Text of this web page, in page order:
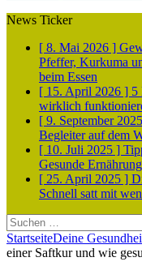
News Ticker
[ 8. Mai 2026 ]
Pfeffer, Kurkuma
beim Essen
[ 15. April 2026 ] 5
wirklich
[ 9. September
Begleiter auf dem
[ 10. Juli 2025 ]
Gesunde Ernährung
[ 25. April 2025 ]
Schnell satt mit
Suchen
nach:
StartseiteDeine
einer Saftkur und wie